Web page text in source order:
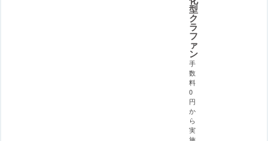
型
ク
ラ
フ
ァ
ン
手
数
料
0
円
か
ら
実
施